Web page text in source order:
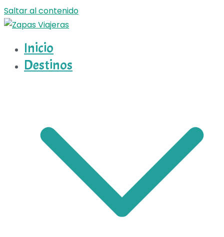
Saltar al contenido
Zapas Viajeras
Zapas Viajeras viajes y escapadas pa que te copies
Inicio
Destinos